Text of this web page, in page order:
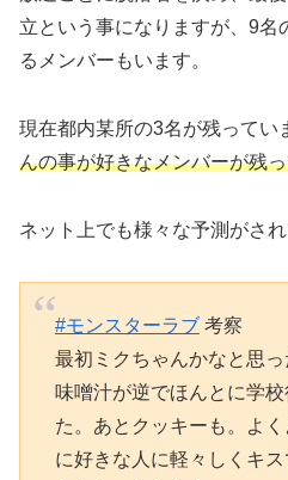
立という事になりますが、9名
るメンバーもいます。
現在都内某所の3名が残ってい
んの事が好きなメンバーが残
ネット上でも様々な予測がされ
#モンスターラブ考察
最初ミクちゃんかなと思
味噌汁が逆でほんとに学
た。あとクッキーも。よ
に好きな人に軽々しくキ